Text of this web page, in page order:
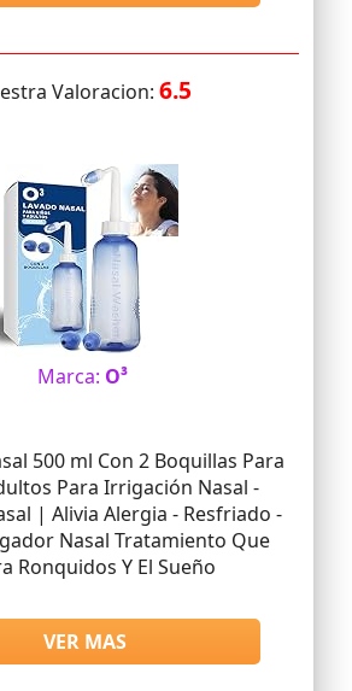
Valoracion: 6.5
Marca: O³
500 ml Con 2 Boquillas Para
Para Irrigación Nasal -
| Alivia Alergia - Resfriado -
Nasal Tratamiento Que
Ronquidos Y El Sueño
VER MAS